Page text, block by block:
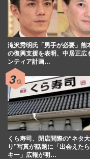
滝沢秀明氏「男手が必要」熊
の復興支援を表明、中居正広
ンティア計画…
くら寿司、閉店間際の“ネタ
り”写真が話題に「出会えた
キー」広報が明…